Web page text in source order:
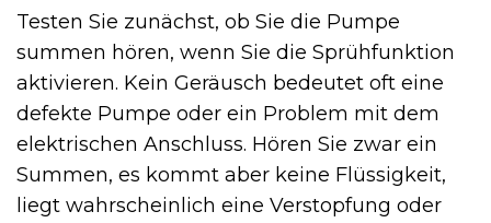
Testen Sie zunächst, ob Sie die Pumpe
summen hören, wenn Sie die Sprühfunktion
aktivieren. Kein Geräusch bedeutet oft eine
defekte Pumpe oder ein Problem mit dem
elektrischen Anschluss. Hören Sie zwar ein
Summen, es kommt aber keine Flüssigkeit,
liegt wahrscheinlich eine Verstopfung oder